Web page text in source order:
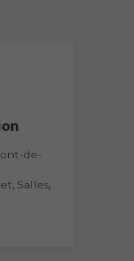
de-
Salles,